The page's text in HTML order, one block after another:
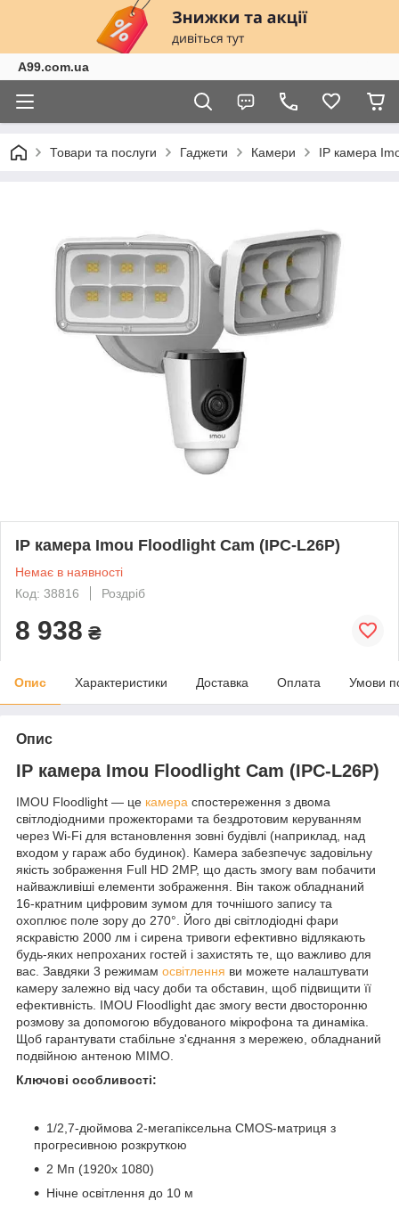
A99.com.ua
Товари та послуги Гаджети Камери IP камера
IP камера Imou Floodlight Cam (IPC-L26P)
Немає в наявності
Код: 38816
Роздріб
8 938 ₴
Опис Характеристики Доставка Оплата Умови
Опис
IP камера Imou Floodlight Cam (IPC-L26P)
IMOU Floodlight — це камера спостереження з двома
світлодіодними прожекторами та бездротовим керуванням
через Wi-Fi для встановлення зовні будівлі (наприклад, над
входом у гараж або будинок). Камера забезпечує задовільну
якість зображення Full HD 2MP, що дасть змогу вам побачити
найважливіші елементи зображення. Він також обладнаний
16-кратним цифровим зумом для точнішого запису та
охоплює поле зору до 270°. Його дві світлодіодні фари
яскравістю 2000 лм і сирена тривоги ефективно відлякають
будь-яких непроханих гостей і захистять те, що важливо для
вас. Завдяки 3 режимам освітлення ви можете налаштувати
камеру залежно від часу доби та обставин, щоб підвищити її
ефективність. IMOU Floodlight дає змогу вести двосторонню
розмову за допомогою вбудованого мікрофона та динаміка.
Щоб гарантувати стабільне з'єднання з мережею, обладнаний
подвійною антеною MIMO.
Ключові особливості:
1/2,7-дюймова 2-мегапіксельна CMOS-матриця з
прогресивною розкруткою
2 Мп (1920x 1080)
Нічне освітлення до 10 м